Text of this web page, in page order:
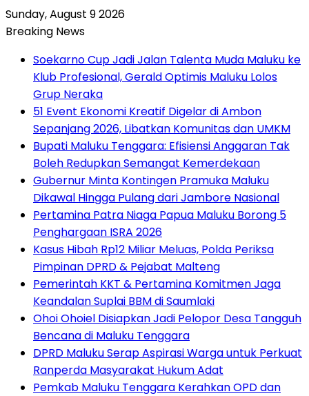
Sunday, August 9 2026
Breaking News
Soekarno Cup Jadi Jalan Talenta Muda Maluku ke
Klub Profesional, Gerald Optimis Maluku Lolos
Grup Neraka
51 Event Ekonomi Kreatif Digelar di Ambon
Sepanjang 2026, Libatkan Komunitas dan UMKM
Bupati Maluku Tenggara: Efisiensi Anggaran Tak
Boleh Redupkan Semangat Kemerdekaan
Gubernur Minta Kontingen Pramuka Maluku
Dikawal Hingga Pulang dari Jambore Nasional
Pertamina Patra Niaga Papua Maluku Borong 5
Penghargaan ISRA 2026
Kasus Hibah Rp12 Miliar Meluas, Polda Periksa
Pimpinan DPRD & Pejabat Malteng
Pemerintah KKT & Pertamina Komitmen Jaga
Keandalan Suplai BBM di Saumlaki
Ohoi Ohoiel Disiapkan Jadi Pelopor Desa Tangguh
Bencana di Maluku Tenggara
DPRD Maluku Serap Aspirasi Warga untuk Perkuat
Ranperda Masyarakat Hukum Adat
Pemkab Maluku Tenggara Kerahkan OPD dan